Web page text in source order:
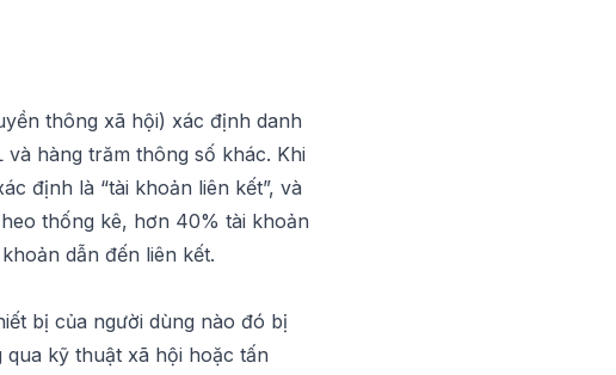
thông xã hội) xác định danh
hàng trăm thông số khác. Khi
định là “tài khoản liên kết”, và
thống kê, hơn 40% tài khoản
dẫn đến liên kết.
bị của người dùng nào đó bị
kỹ thuật xã hội hoặc tấn